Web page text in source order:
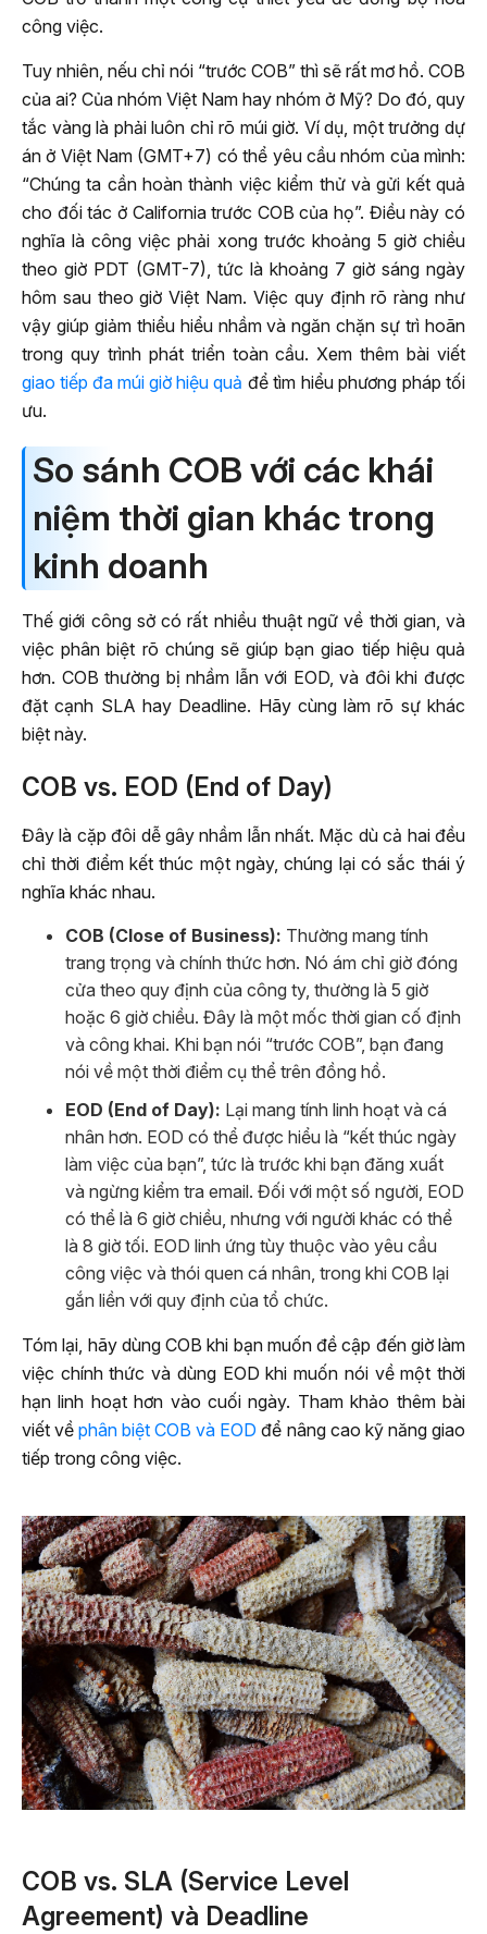
công việc.
Tuy nhiên, nếu chỉ nói “trước COB” thì sẽ rất mơ hồ. COB
của ai? Của nhóm Việt Nam hay nhóm ở Mỹ? Do đó, quy
tắc vàng là phải luôn chỉ rõ múi giờ. Ví dụ, một trưởng dự
án ở Việt Nam (GMT+7) có thể yêu cầu nhóm của mình:
“Chúng ta cần hoàn thành việc kiểm thử và gửi kết quả
cho đối tác ở California trước COB của họ”. Điều này có
nghĩa là công việc phải xong trước khoảng 5 giờ chiều
theo giờ PDT (GMT-7), tức là khoảng 7 giờ sáng ngày
hôm sau theo giờ Việt Nam. Việc quy định rõ ràng như
vậy giúp giảm thiểu hiểu nhầm và ngăn chặn sự trì hoãn
trong quy trình phát triển toàn cầu. Xem thêm bài viết
giao tiếp đa múi giờ hiệu quả để tìm hiểu phương pháp tối
ưu.
So sánh COB với các khái
niệm thời gian khác trong
kinh doanh
Thế giới công sở có rất nhiều thuật ngữ về thời gian, và
việc phân biệt rõ chúng sẽ giúp bạn giao tiếp hiệu quả
hơn. COB thường bị nhầm lẫn với EOD, và đôi khi được
đặt cạnh SLA hay Deadline. Hãy cùng làm rõ sự khác
biệt này.
COB vs. EOD (End of Day)
Đây là cặp đôi dễ gây nhầm lẫn nhất. Mặc dù cả hai đều
chỉ thời điểm kết thúc một ngày, chúng lại có sắc thái ý
nghĩa khác nhau.
COB (Close of Business): Thường mang tính
trang trọng và chính thức hơn. Nó ám chỉ giờ đóng
cửa theo quy định của công ty, thường là 5 giờ
hoặc 6 giờ chiều. Đây là một mốc thời gian cố định
và công khai. Khi bạn nói “trước COB”, bạn đang
nói về một thời điểm cụ thể trên đồng hồ.
EOD (End of Day): Lại mang tính linh hoạt và cá
nhân hơn. EOD có thể được hiểu là “kết thúc ngày
làm việc của bạn”, tức là trước khi bạn đăng xuất
và ngừng kiểm tra email. Đối với một số người, EOD
có thể là 6 giờ chiều, nhưng với người khác có thể
là 8 giờ tối. EOD linh ứng tùy thuộc vào yêu cầu
công việc và thói quen cá nhân, trong khi COB lại
gắn liền với quy định của tổ chức.
Tóm lại, hãy dùng COB khi bạn muốn đề cập đến giờ làm
việc chính thức và dùng EOD khi muốn nói về một thời
hạn linh hoạt hơn vào cuối ngày. Tham khảo thêm bài
viết vềphân biệt COB và EOD để nâng cao kỹ năng giao
tiếp trong công việc.
COB vs. SLA (Service Level
Agreement) và Deadline